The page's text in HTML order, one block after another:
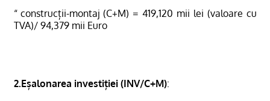
“ construcții-montaj (C+M) = 419,120 mii lei (valoare cu
TVA)/ 94,379 mii Euro
2.Eșalonarea investiției (INV/C+M):